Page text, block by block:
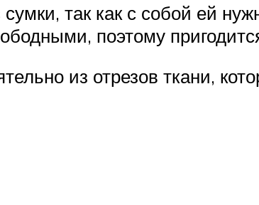
так как с собой ей
поэтому
из отрезов ткани,